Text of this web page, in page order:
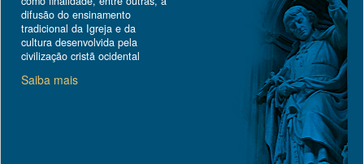
difusão do ensinamento
tradicional da Igreja e da
cultura desenvolvida pela
civilização cristã ocidental
Saiba mais